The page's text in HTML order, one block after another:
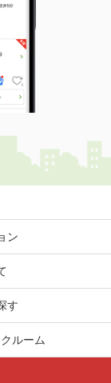
３丁目
２丁目
ン
す
ルーム